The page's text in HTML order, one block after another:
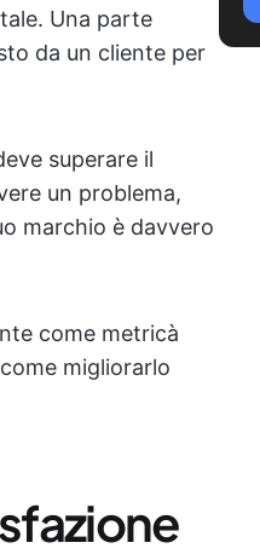
Una parte
da un cliente per
superare il
un problema,
marchio è davvero
come metricà
migliorarlo